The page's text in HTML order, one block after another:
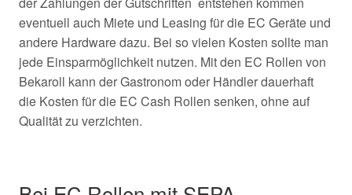
eventuell auch Miete und Leasing für die EC Geräte und
andere Hardware dazu. Bei so vielen Kosten sollte man
jede Einsparmöglichkeit nutzen. Mit den EC Rollen von
Bekaroll kann der Gastronom oder Händler dauerhaft
die Kosten für die EC Cash Rollen senken, ohne auf
Qualität zu verzichten.